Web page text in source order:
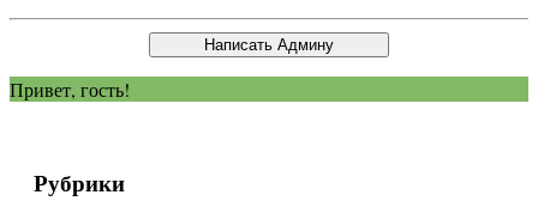
Привет, гость!
Рубрики